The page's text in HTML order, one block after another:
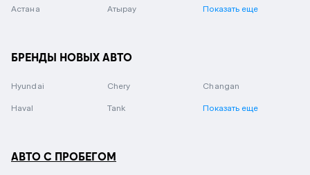
Астана Атырау Показать еще
БРЕНДЫ НОВЫХ АВТО
Hyundai Chery Changan
Haval Tank Показать еще
АВТО С ПРОБЕГОМ